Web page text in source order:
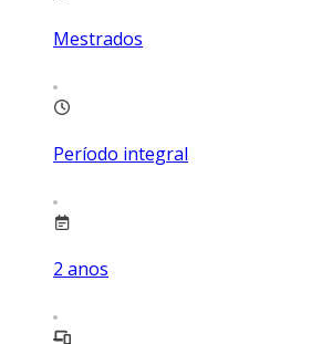
Mestrados
Período integral
2 anos